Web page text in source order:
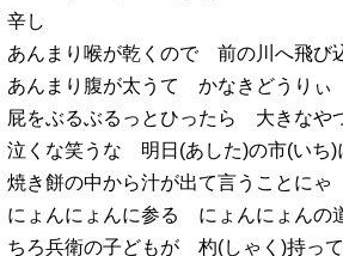
辛し
あんまり喉が乾くので 前の川へ飛
あんまり腹が太うて かなきどうりぃ
屁をぶるぶるっとひったら 大きなや
泣くな笑うな 明日(あした)の市(いち)
焼き餅の中から汁が出て言うことに
にょんにょんに参る にょんにょん
ちろ兵衛の子どもが 杓(しゃく)持っ